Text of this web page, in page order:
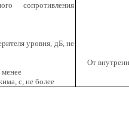
сопротивления
уровня, дБ, не
От
с, не более